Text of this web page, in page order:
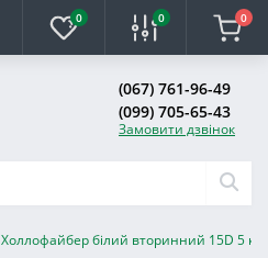
0 0 0
(067) 761-96-49
(099) 705-65-43
Замовити дзвінок
Холлофайбер білий вторинний 15D 5 кг